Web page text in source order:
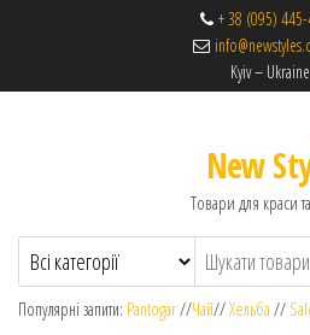
+ 38 (095)
Kyiv – Ukraine
New
Товари для краси
Популярні запити: Pantogar//Чай//Хельба //